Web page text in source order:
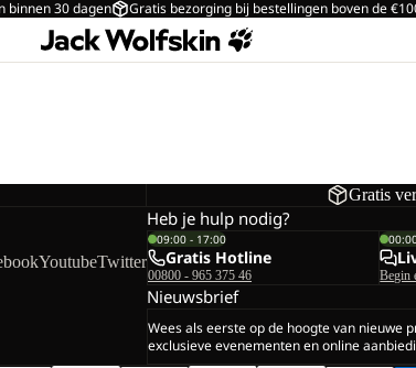
binnen 30 dagen Gratis bezorging bij bestellingen boven de
Gratis
YoutubeTwitter
Heb je hulp nodig?
09:00 - 17:00
Gratis Hotline
00800 - 965 375 46 Begin
Nieuwsbrief
Wees als eerste op de hoogte van nieuwe
exclusieve evenementen en online